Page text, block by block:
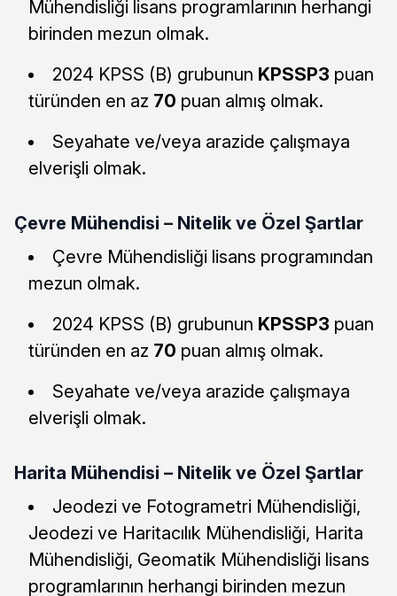
Mühendisliği lisans programlarının herhangi
birinden mezun olmak.
2024 KPSS (B) grubunun KPSSP3 puan
türünden en az 70 puan almış olmak.
Seyahate ve/veya arazide çalışmaya
elverişli olmak.
Çevre Mühendisi – Nitelik ve Özel Şartlar
Çevre Mühendisliği lisans programından
mezun olmak.
2024 KPSS (B) grubunun KPSSP3 puan
türünden en az 70 puan almış olmak.
Seyahate ve/veya arazide çalışmaya
elverişli olmak.
Harita Mühendisi – Nitelik ve Özel Şartlar
Jeodezi ve Fotogrametri Mühendisliği,
Jeodezi ve Haritacılık Mühendisliği, Harita
Mühendisliği, Geomatik Mühendisliği lisans
programlarının herhangi birinden mezun